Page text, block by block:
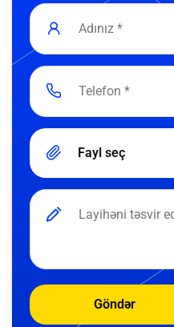
Fayl seç
Göndər